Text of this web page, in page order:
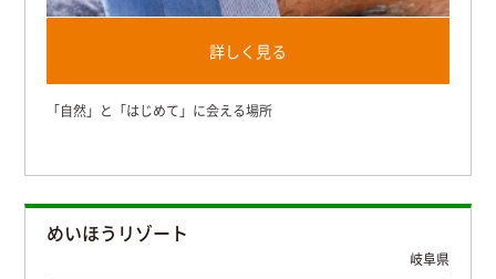
詳しく見る
「自然」と「はじめて」に会える場所
めいほうリゾート
岐阜県